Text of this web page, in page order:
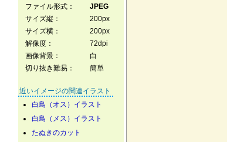
ファイル形式：
JPEG
サイズ縦：
200px
サイズ横：
200px
解像度：
72dpi
画像背景：
白
切り抜き難易：
簡単
近いイメージの関連イラスト
白鳥（オス）イラスト
白鳥（メス）イラスト
たぬきのカット